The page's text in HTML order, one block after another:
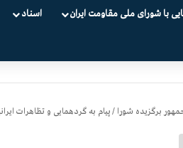
با شورای ملی مقاومت ایران اسناد
برگزیده شورا /پیام به گردهمایی و تظاهرات